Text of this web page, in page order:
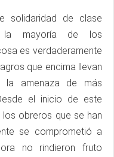
solidaridad de clase
la mayoría de los
es verdaderamente
que encima llevan
la amenaza de más
el inicio de este
obreros que se han
se comprometió a
no rindieron fruto